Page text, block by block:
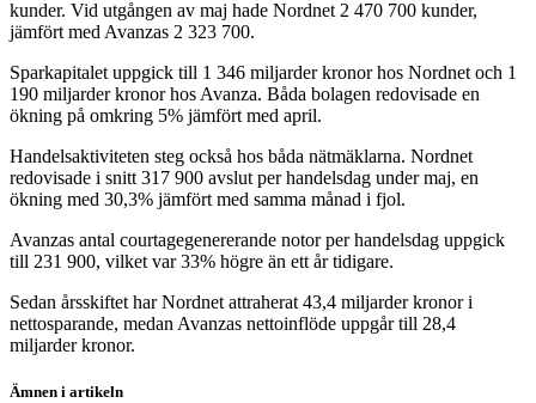
kunder. Vid utgången av maj hade Nordnet 2 470 700 kunder,
jämfört med Avanzas 2 323 700.
Sparkapitalet uppgick till 1 346 miljarder kronor hos Nordnet och 1
190 miljarder kronor hos Avanza. Båda bolagen redovisade en
ökning på omkring 5% jämfört med april.
Handelsaktiviteten steg också hos båda nätmäklarna. Nordnet
redovisade i snitt 317 900 avslut per handelsdag under maj, en
ökning med 30,3% jämfört med samma månad i fjol.
Avanzas antal courtagegenererande notor per handelsdag uppgick
till 231 900, vilket var 33% högre än ett år tidigare.
Sedan årsskiftet har Nordnet attraherat 43,4 miljarder kronor i
nettosparande, medan Avanzas nettoinflöde uppgår till 28,4
miljarder kronor.
Ämnen i artikeln